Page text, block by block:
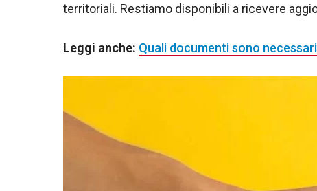
territoriali. Restiamo disponibili a ricevere
Leggi anche: Quali documenti sono